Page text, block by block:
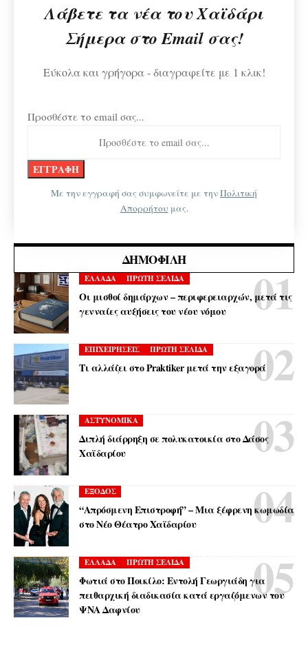
Λάβετε τα νέα του Χαϊδάρι
Σήμερα στο Email σας!
Εύκολα και γρήγορα - διαγραφείτε με 1 κλικ!
Προσθέστε το email σας...
Με την εγγραφή σας συμφωνείτε με τηνΠολιτική
Απορρήτου μας.
ΔΗΜΟΦΙΛΉ
ΕΛΛΑΔΑ ΠΡΩΤΗ ΣΕΛΙΔΑ
Οι μισθοί δημάρχων – περιφερειαρχών, μετά τις
γενναίες αυξήσεις του νέου νόμου
ΕΠΙΧΕΙΡΗΣΕΙΣ ΠΡΩΤΗ ΣΕΛΙΔΑ
Τι αλλάζει στο Praktiker μετά την εξαγορά
ΑΣΤΥΝΟΜΙΚΑ
Διπλή διάρρηξη σε πολυκατοικία στο Δάσος
Χαϊδαρίου
ΕΞΟΔΟΣ
“Απρόσμενη Επιστροφή” – Μια ξέφρενη κωμωδία
στο Νέο Θέατρο Χαϊδαρίου
ΕΛΛΑΔΑ ΠΡΩΤΗ ΣΕΛΙΔΑ
Φωτιά στο Ποικίλο: Εντολή Γεωργιάδη για
πειθαρχική διαδικασία κατά εργαζόμενων του
ΨΝΑ Δαφνίου